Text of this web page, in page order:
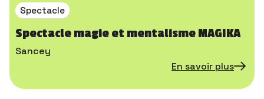
Spectacle
Spectacle magie et mentalisme MAGIKA
Sancey
En savoir plus